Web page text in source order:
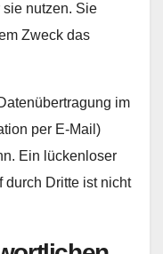
nutzen. Sie
Zweck das
im
per E-Mail)
Ein lückenloser
durch Dritte ist nicht